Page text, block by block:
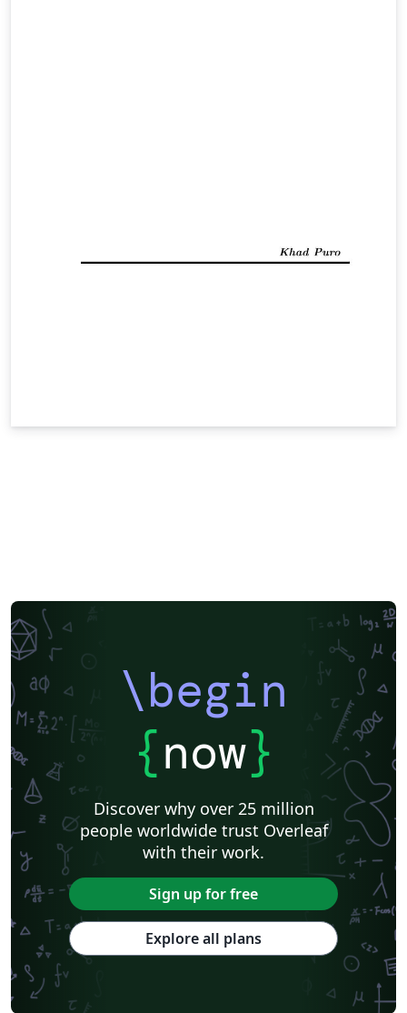
\begin
{now}
Discover why over 25 million
people worldwide trust Overleaf
with their work.
Sign up for free
Explore all plans